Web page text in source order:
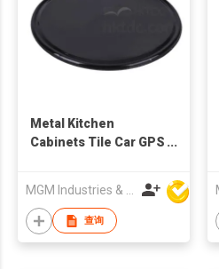
Metal Kitchen
Cabinets Tile Car GPS
MGM Industries & Company
查询